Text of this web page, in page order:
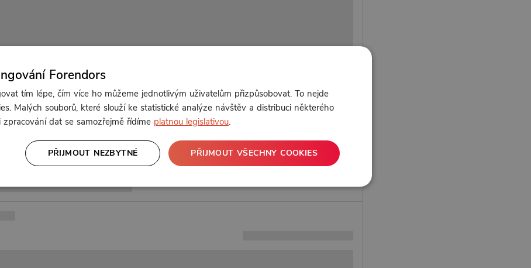
Forendors
tím lépe, čím více ho můžeme jednotlivým uživatelům přizpůsobovat. To nejde
Malých souborů, které slouží ke statistické analýze návštěv a distribuci některého
dat se samozřejmě řídíme platnou legislativou.
PŘIJMOUT VŠECHNY COOKIES
PŘIJMOUT NEZBYTNÉ